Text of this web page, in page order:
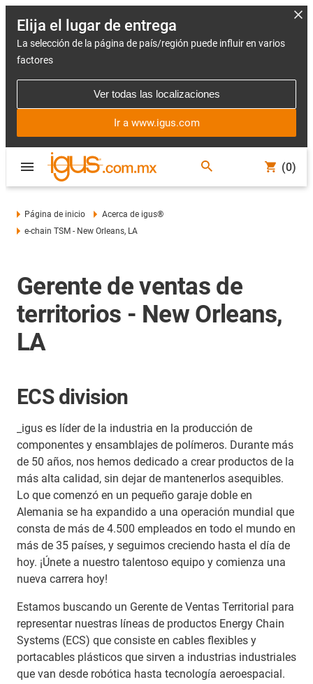
Elija el lugar de entrega
La selección de la página de país/región puede influir en varios
factores
Ver todas las localizaciones
Ir a www.igus.com
(0)
Página de inicio
Acerca de igus®
e-chain TSM - New Orleans, LA
Gerente de ventas de
territorios - New Orleans,
LA
ECS division
_igus es líder de la industria en la producción de
componentes y ensamblajes de polímeros. Durante más
de 50 años, nos hemos dedicado a crear productos de la
más alta calidad, sin dejar de mantenerlos asequibles.
Lo que comenzó en un pequeño garaje doble en
Alemania se ha expandido a una operación mundial que
consta de más de 4.500 empleados en todo el mundo en
más de 35 países, y seguimos creciendo hasta el día de
hoy. ¡Únete a nuestro talentoso equipo y comienza una
nueva carrera hoy!
Estamos buscando un Gerente de Ventas Territorial para
representar nuestras líneas de productos Energy Chain
Systems (ECS) que consiste en cables flexibles y
portacables plásticos que sirven a industrias industriales
que van desde robótica hasta tecnología aeroespacial.